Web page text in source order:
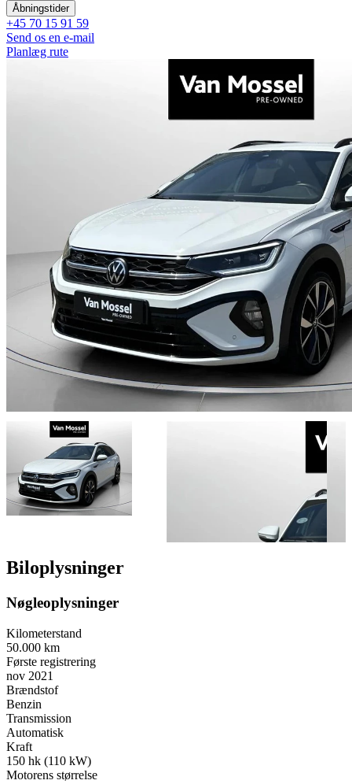
Åbningstider
+45 70 15 91 59
Send os en e-mail
Planlæg rute
Biloplysninger
Nøgleoplysninger
Kilometerstand
50.000 km
Første registrering
nov 2021
Brændstof
Benzin
Transmission
Automatisk
Kraft
150 hk (110 kW)
Motorens størrelse